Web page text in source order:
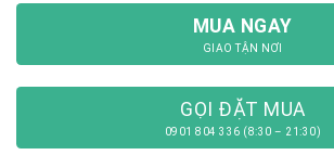
MUA NGAY
GIAO TẬN NƠI
GỌI ĐẶT MUA
0901 804 336 (8:30 – 21:30)